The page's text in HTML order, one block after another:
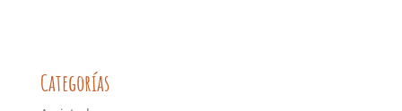
Categorías